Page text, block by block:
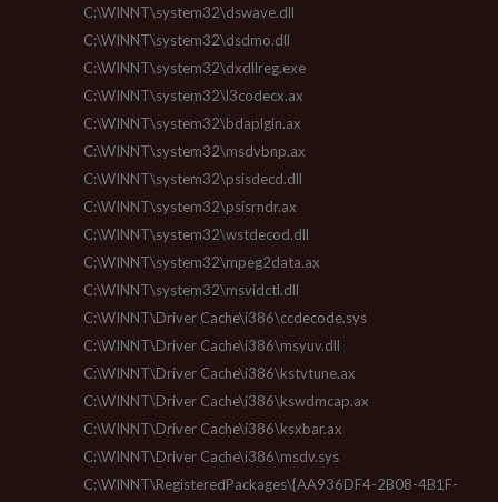
C:\WINNT\system32\dswave.dll
C:\WINNT\system32\dsdmo.dll
C:\WINNT\system32\dxdllreg.exe
C:\WINNT\system32\l3codecx.ax
C:\WINNT\system32\bdaplgin.ax
C:\WINNT\system32\msdvbnp.ax
C:\WINNT\system32\psisdecd.dll
C:\WINNT\system32\psisrndr.ax
C:\WINNT\system32\wstdecod.dll
C:\WINNT\system32\mpeg2data.ax
C:\WINNT\system32\msvidctl.dll
C:\WINNT\Driver Cache\i386\ccdecode.sys
C:\WINNT\Driver Cache\i386\msyuv.dll
C:\WINNT\Driver Cache\i386\kstvtune.ax
C:\WINNT\Driver Cache\i386\kswdmcap.ax
C:\WINNT\Driver Cache\i386\ksxbar.ax
C:\WINNT\Driver Cache\i386\msdv.sys
C:\WINNT\RegisteredPackages\{AA936DF4-2B08-4B1F-